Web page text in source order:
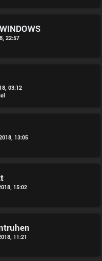
22:57
03:12
13:05
15:02
11:21